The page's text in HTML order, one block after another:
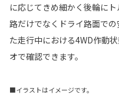
に応じてきめ細かく後輪に
路だけでなくドライ路面で
た走行中における4WD作動
オで確認できます。
■イラストはイメージです。